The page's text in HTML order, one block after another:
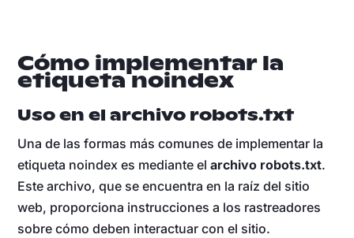
Cómo implementar la
etiqueta noindex
Uso en el archivo robots.txt
Una de las formas más comunes de implementar la
etiqueta noindex es mediante elarchivo robots.txt.
Este archivo, que se encuentra en la raíz del sitio
web, proporciona instrucciones a los rastreadores
sobre cómo deben interactuar con el sitio.